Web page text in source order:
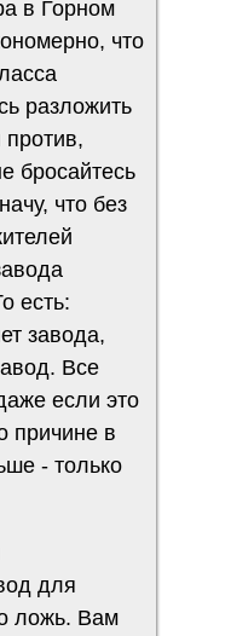
в Горном
что
разложить
бросайтесь
что без
есть:
завода,
Все
если это
причине в
- только
для
ложь. Вам